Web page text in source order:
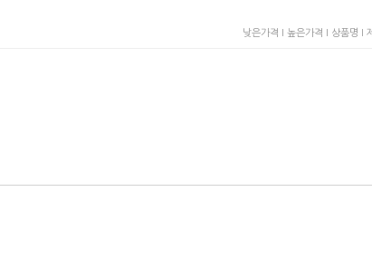
낮은가격 I 높은가격 I 상품명 I